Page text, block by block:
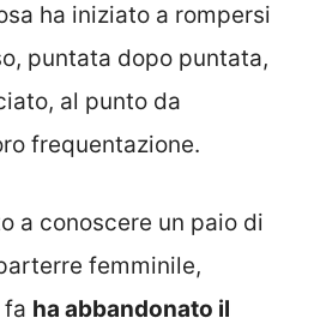
ha iniziato a rompersi
puntata dopo puntata,
al punto da
frequentazione.
a conoscere un paio di
femminile,
fa ha abbandonato il